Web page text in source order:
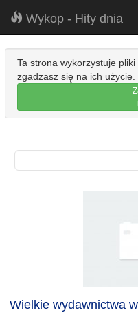
Wykop - Hity dnia
Ta strona wykorzystuje
zgadzasz się na ich użycie.
Wielkie wydawnictwa